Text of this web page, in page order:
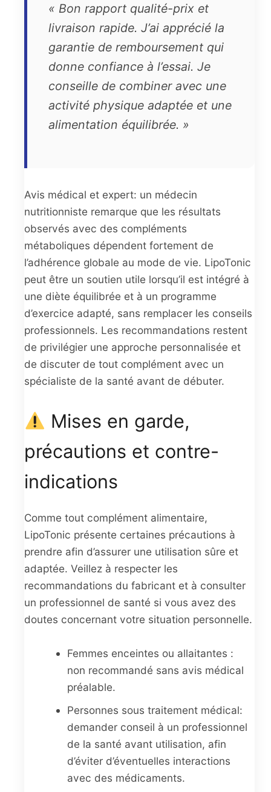
« Bon rapport qualité-prix et
livraison rapide. J’ai apprécié la
garantie de remboursement qui
donne confiance à l’essai. Je
conseille de combiner avec une
activité physique adaptée et une
alimentation équilibrée. »
Avis médical et expert: un médecin
nutritionniste remarque que les résultats
observés avec des compléments
métaboliques dépendent fortement de
l’adhérence globale au mode de vie. LipoTonic
peut être un soutien utile lorsqu’il est intégré à
une diète équilibrée et à un programme
d’exercice adapté, sans remplacer les conseils
professionnels. Les recommandations restent
de privilégier une approche personnalisée et
de discuter de tout complément avec un
spécialiste de la santé avant de débuter.
Mises en garde,
précautions et contre-
indications
Comme tout complément alimentaire,
LipoTonic présente certaines précautions à
prendre afin d’assurer une utilisation sûre et
adaptée. Veillez à respecter les
recommandations du fabricant et à consulter
un professionnel de santé si vous avez des
doutes concernant votre situation personnelle.
Femmes enceintes ou allaitantes :
non recommandé sans avis médical
préalable.
Personnes sous traitement médical:
demander conseil à un professionnel
de la santé avant utilisation, afin
d’éviter d’éventuelles interactions
avec des médicaments.